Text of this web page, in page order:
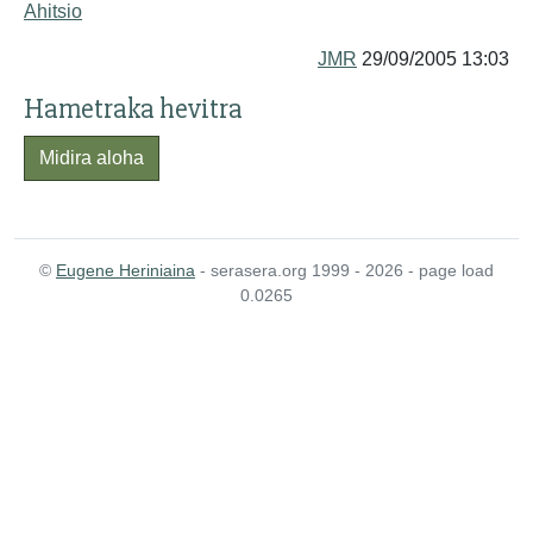
Ahitsio
JMR 29/09/2005 13:03
Hametraka hevitra
Midira aloha
© Eugene Heriniaina - serasera.org 1999 - 2026 - page load
0.0265